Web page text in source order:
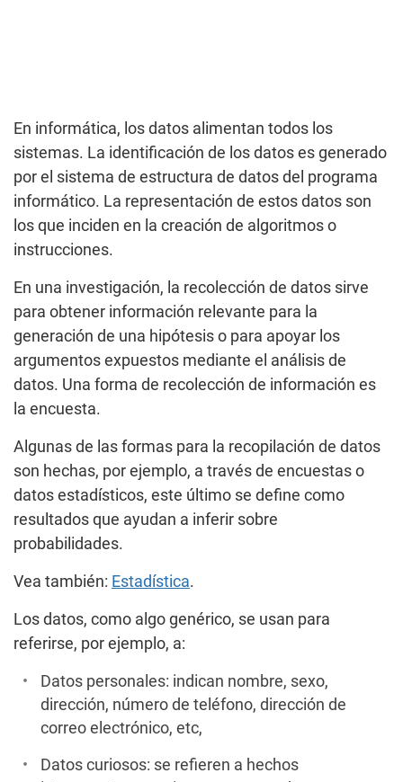
En informática, los datos alimentan todos los
sistemas. La identificación de los datos es generado
por el sistema de estructura de datos del programa
informático. La representación de estos datos son
los que inciden en la creación de algoritmos o
instrucciones.
En una investigación, la recolección de datos sirve
para obtener información relevante para la
generación de una hipótesis o para apoyar los
argumentos expuestos mediante el análisis de
datos. Una forma de recolección de información es
la encuesta.
Algunas de las formas para la recopilación de datos
son hechas, por ejemplo, a través de encuestas o
datos estadísticos, este último se define como
resultados que ayudan a inferir sobre
probabilidades.
Vea también: Estadística.
Los datos, como algo genérico, se usan para
referirse, por ejemplo, a:
Datos personales: indican nombre, sexo,
dirección, número de teléfono, dirección de
correo electrónico, etc,
Datos curiosos: se refieren a hechos